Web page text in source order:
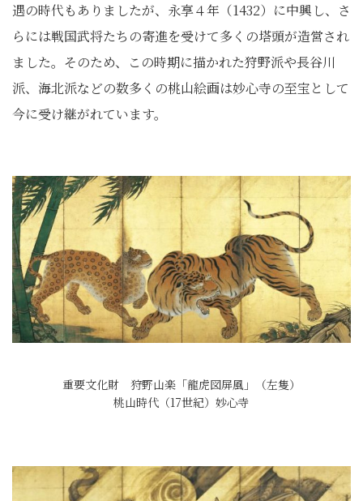
遇の時代もありましたが、永享４年（1432）に中興し、さ
らには戦国武将たちの寄進を受けて多くの塔頭が造営され
ました。そのため、この時期に描かれた狩野派や長谷川
派、海北派などの数多くの桃山絵画は妙心寺の至宝として
今に受け継がれています。
重要文化財 狩野山楽「龍虎図屏風」（左隻）
桃山時代（17世紀）妙心寺